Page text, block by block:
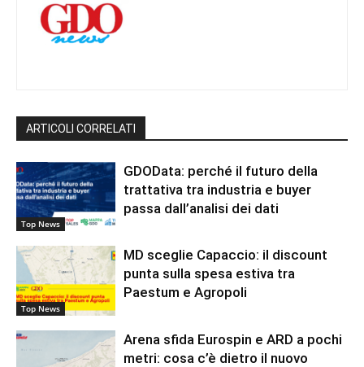
ARTICOLI CORRELATI
Top News
GDOData: perché il futuro della
trattativa tra industria e buyer
passa dall’analisi dei dati
Top News
MD sceglie Capaccio: il discount
punta sulla spesa estiva tra
Paestum e Agropoli
Arena sfida Eurospin e ARD a pochi
metri: cosa c’è dietro il nuovo